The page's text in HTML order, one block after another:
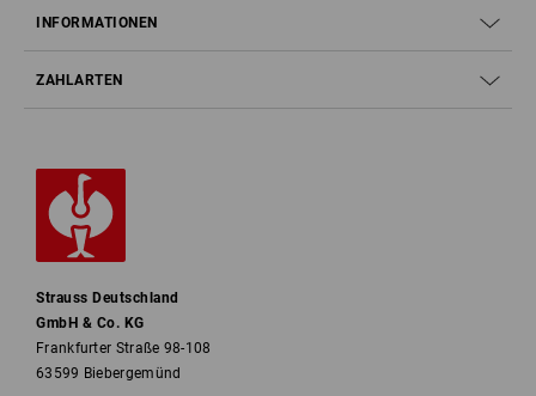
INFORMATIONEN
ZAHLARTEN
Strauss Deutschland
GmbH & Co. KG
Frankfurter Straße 98-108
63599 Biebergemünd